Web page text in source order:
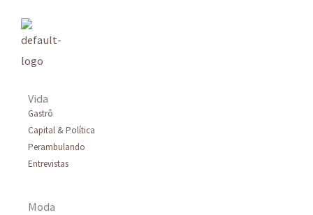
Vida
Gastrô
Capital & Política
Perambulando
Entrevistas
Moda